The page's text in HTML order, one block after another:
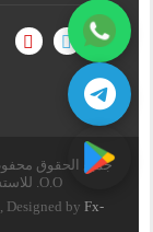
جميع الحقوق
O.O. للاستشارات و التدريب – جمهورية بولندا الإتحادية.
Designed byFx-